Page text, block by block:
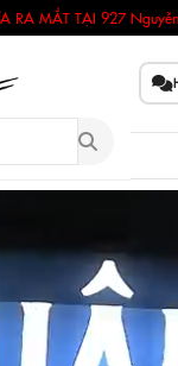
RA MẮT TẠI 927